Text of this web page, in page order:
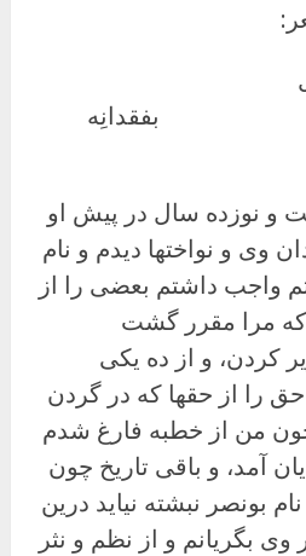
و نوزده سال در پیش او
وی و نواختها دیدم و نام
واجب داشتم بعضی را از
مرا مقرر گشت
کردن، و از ده یکی
حق را از حقها که در گردن
من از خطبه فارغ شدم
آمد، و باقی تاریخ چون
بونصر نبشته نیاید درین
وی بگریانم و از نظم و نثر